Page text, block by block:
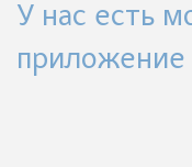
У нас есть